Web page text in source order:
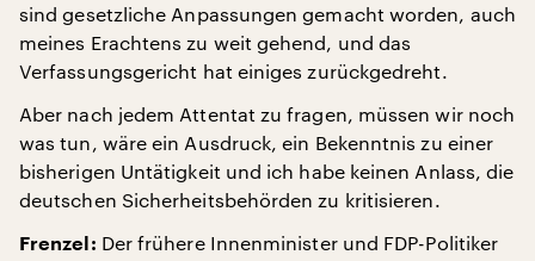
sind gesetzliche Anpassungen gemacht worden, auch
meines Erachtens zu weit gehend, und das
Verfassungsgericht hat einiges zurückgedreht.
Aber nach jedem Attentat zu fragen, müssen wir noch
was tun, wäre ein Ausdruck, ein Bekenntnis zu einer
bisherigen Untätigkeit und ich habe keinen Anlass, die
deutschen Sicherheitsbehörden zu kritisieren.
Frenzel: Der frühere Innenminister und FDP-Politiker